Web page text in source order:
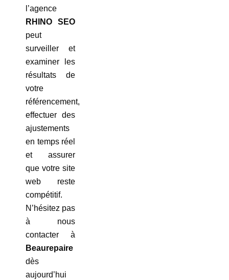
l’agence
RHINO SEO
peut
surveiller et
examiner les
résultats de
votre
référencement,
effectuer des
ajustements
en temps réel
et assurer
que votre site
web reste
compétitif.
N’hésitez pas
à nous
contacter à
Beaurepaire
dès
aujourd’hui